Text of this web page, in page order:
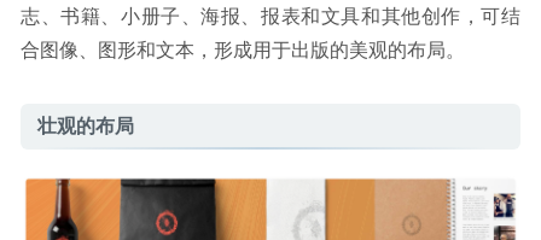
志、书籍、小册子、海报、报表和文具和其他创作，可结
合图像、图形和文本，形成用于出版的美观的布局。
壮观的布局